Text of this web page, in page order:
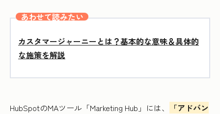
あわせて読みたい
カスタマージャーニーとは？基本的な意味＆具体的
な施策を解説
HubSpotのMAツール「Marketing Hub」には、
「アドバン